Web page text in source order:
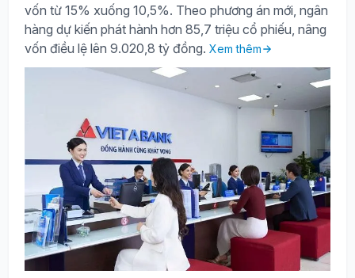
vốn từ 15% xuống 10,5%. Theo phương án mới, ngân
hàng dự kiến phát hành hơn 85,7 triệu cổ phiếu, nâng
vốn điều lệ lên 9.020,8 tỷ đồng. Xem thêm